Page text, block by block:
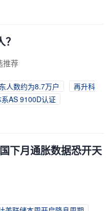
推荐
人数约为8.7万户
再升科
AS 9100D认证
下月通胀数据恐开天